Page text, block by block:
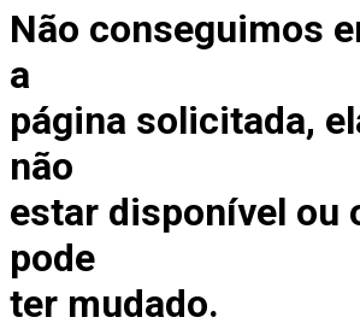
Não conseguimos
a
página solicitada,
não
estar disponível ou
pode
ter mudado.